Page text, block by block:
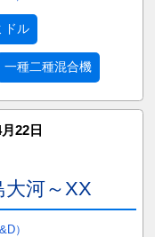
ドル
一種二種混合機
22日
大河～XX
）